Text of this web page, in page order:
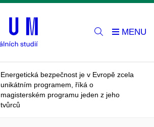
Energetická bezpečnost je v Evropě zcela
unikátním programem, říká o
magisterském programu jeden z jeho
tvůrců